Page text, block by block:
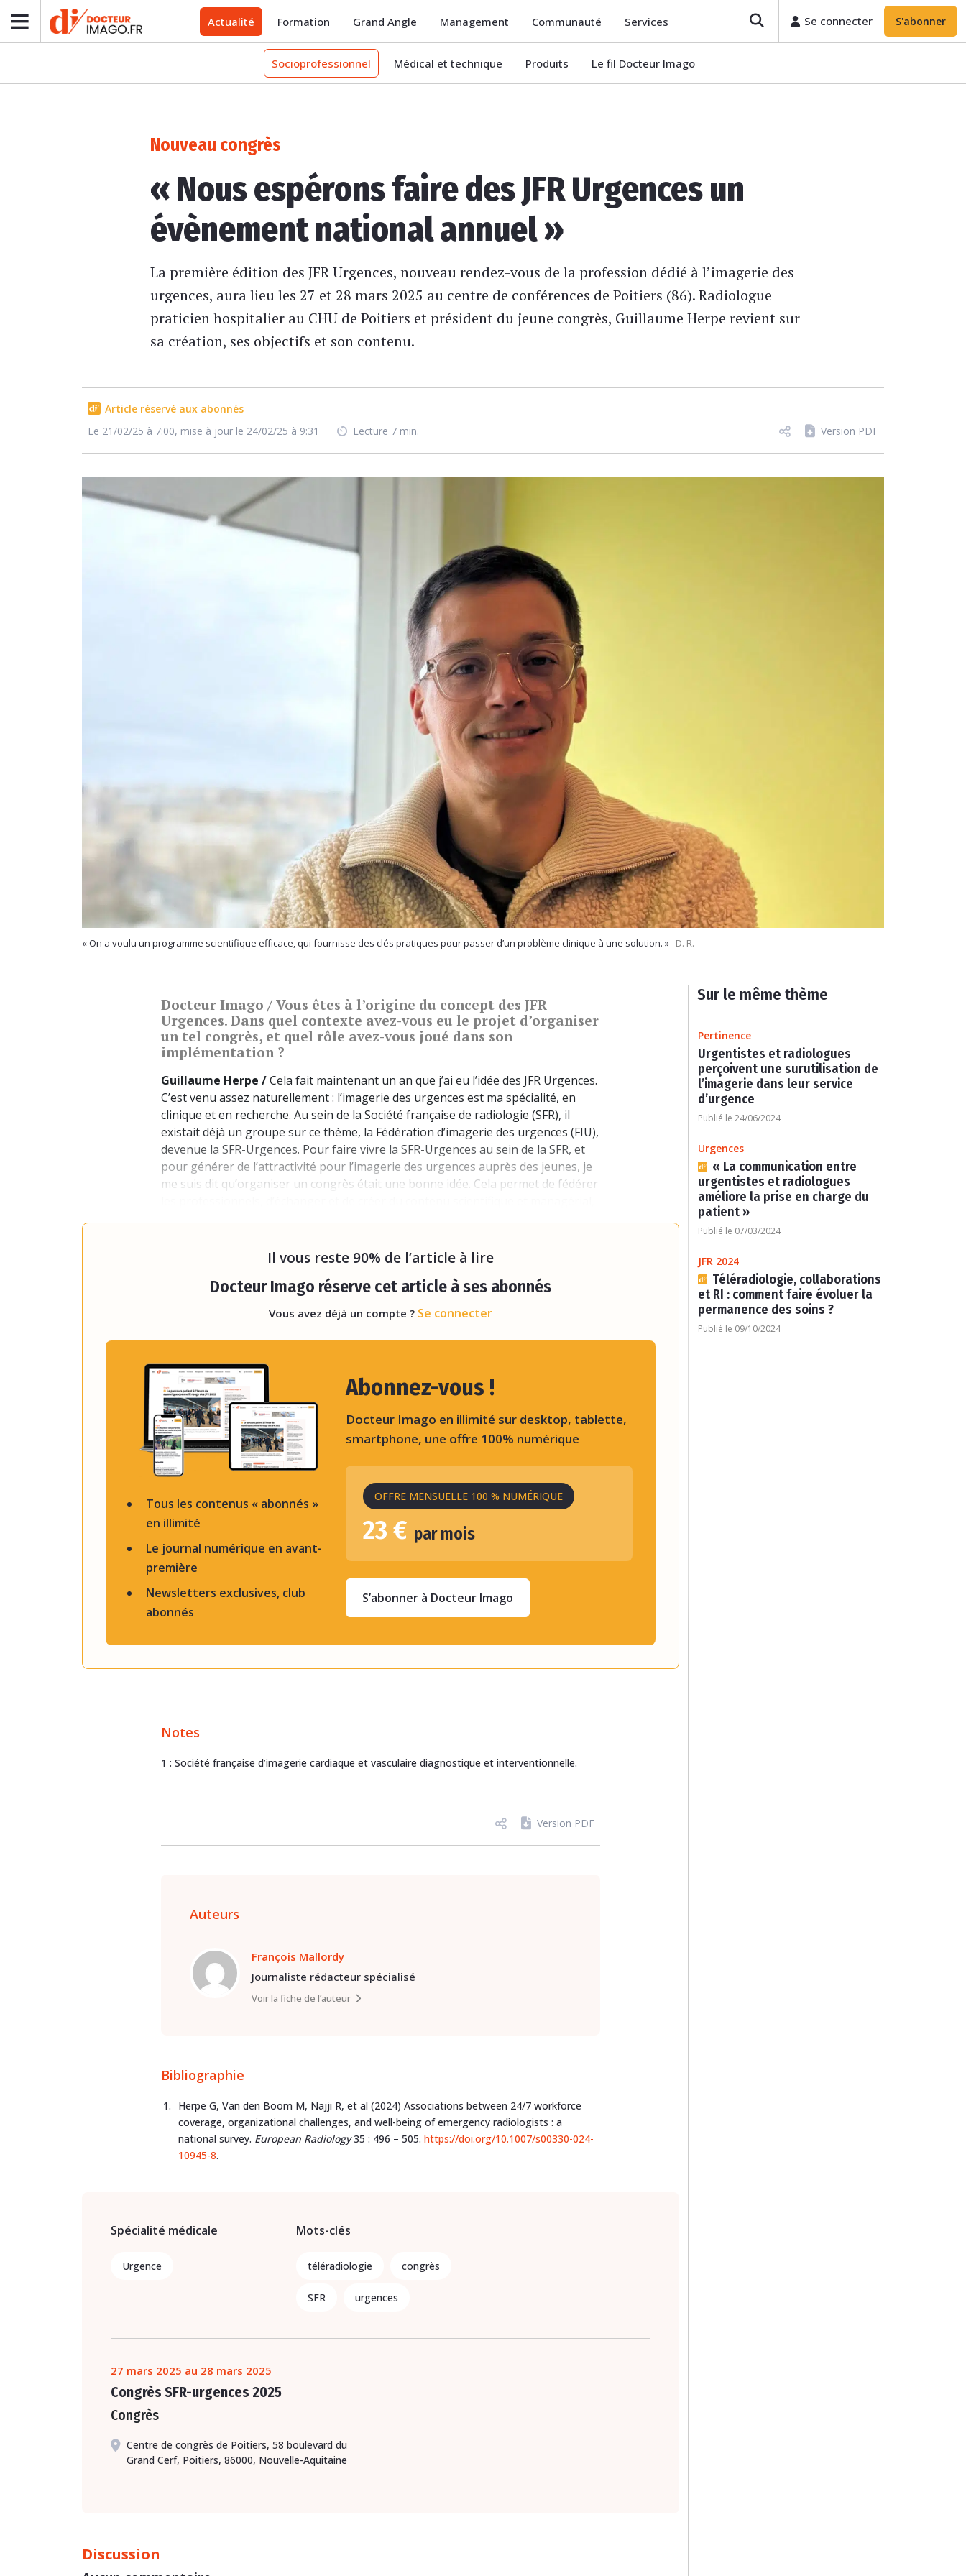
Actualité Formation Grand Angle Management Communauté Services Se connecter S'abonner
Socioprofessionnel Médical et technique Produits Le fil Docteur Imago
Nouveau congrès
« Nous espérons faire des JFR Urgences un
évènement national annuel »
La première édition des JFR Urgences, nouveau rendez-vous de la profession dédié à l’imagerie des
urgences, aura lieu les 27 et 28 mars 2025 au centre de conférences de Poitiers (86). Radiologue
praticien hospitalier au CHU de Poitiers et président du jeune congrès, Guillaume Herpe revient sur
sa création, ses objectifs et son contenu.
Article réservé aux abonnés
Le 21/02/25 à 7:00, mise à jour le 24/02/25 à 9:31
Lecture 7 min. Version PDF
« On a voulu un programme scientifique efficace, qui fournisse des clés pratiques pour passer d’un problème clinique à une solution. » D. R.
Docteur Imago / Vous êtes à l’origine du concept des JFR
Urgences. Dans quel contexte avez-vous eu le projet d’organiser
un tel congrès, et quel rôle avez-vous joué dans son
implémentation ?
Guillaume Herpe /Cela fait maintenant un an que j’ai eu l’idée des JFR Urgences.
C’est venu assez naturellement : l’imagerie des urgences est ma spécialité, en
clinique et en recherche. Au sein de la Société française de radiologie (SFR), il
existait déjà un groupe sur ce thème, la Fédération d’imagerie des urgences (FIU),
devenue la SFR-Urgences. Pour faire vivre la SFR-Urgences au sein de la SFR, et
pour générer de l’attractivité pour l’imagerie des urgences auprès des jeunes, je
me suis dit qu’organiser un congrès était une bonne idée. Cela permet de fédérer
Il vous reste 90% de l’article à lire
Docteur Imago réserve cet article à ses abonnés
Vous avez déjà un compte ? Se connecter
Tous les contenus « abonnés »
en illimité
Le journal numérique en avant-
première
Newsletters exclusives, club
abonnés
Abonnez-vous !
Docteur Imago en illimité sur desktop, tablette,
smartphone, une offre 100% numérique
OFFRE MENSUELLE 100 % NUMÉRIQUE
23 € par mois
S’abonner à Docteur Imago
Notes
1 : Société française d’imagerie cardiaque et vasculaire diagnostique et interventionnelle.
Version PDF
Auteurs
François Mallordy
Journaliste rédacteur spécialisé
Voir la fiche de l’auteur
Bibliographie
Herpe G, Van den Boom M, Najji R, et al (2024) Associations between 24/7 workforce
coverage, organizational challenges, and well-being of emergency radiologists : a
national survey. European Radiology35 : 496 – 505. https://doi.org/10.1007/s00330-024-
10945-8.
Spécialité médicale
Urgence
Mots-clés
téléradiologie congrès
SFR urgences
27 mars 2025 au 28 mars 2025
Congrès SFR-urgences 2025
Congrès
Centre de congrès de Poitiers, 58 boulevard du
Grand Cerf, Poitiers, 86000, Nouvelle-Aquitaine
Discussion
Sur le même thème
Pertinence
Urgentistes et radiologues
perçoivent une surutilisation de
l’imagerie dans leur service
d’urgence
Publié le 24/06/2024
Urgences
« La communication entre
urgentistes et radiologues
améliore la prise en charge du
patient »
Publié le 07/03/2024
JFR 2024
Téléradiologie, collaborations
et RI : comment faire évoluer la
permanence des soins ?
Publié le 09/10/2024